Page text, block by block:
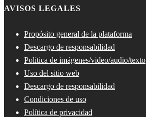
AVISOS LEGALES
Propósito general de la plataforma
Descargo de responsabilidad
Política de imágenes/video/audio/texto
Uso del sitio web
Descargo de responsabilidad
Condiciones de uso
Política de privacidad